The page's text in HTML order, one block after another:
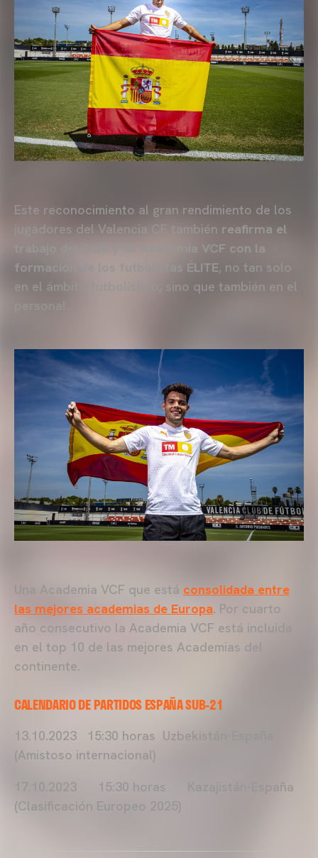
Este reconocimiento al gran rendimiento de los
jugadores del Valencia CF también reafirma el
trabajo del Club y su Academia VCF con la
formación de los futbolistas ÉLITE, no tan solo
en el ámbito futbolístico, sino que también en el
personal.
Una Academia VCF que está consolidada entre
las mejores academias de Europa. Por cuarto
año consecutivo la Academia VCF está incluida
en el top 10 de las mejores Academias del
continente.
CALENDARIO DE PARTIDOS ESPAÑA SUB-21
13.10.2023 15:30 horas Uzbekistán-España
(Amistoso internacional)
17.10.2023 15:30 horas Kazajistán-España
(Clasificación Europeo 2025)